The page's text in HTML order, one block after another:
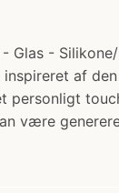
Glas -
inspireret af
personligt
være